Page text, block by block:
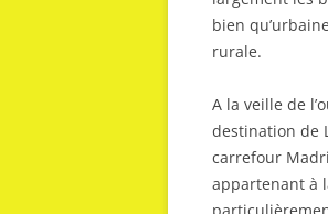
bien
rurale.
A la veille de
destination de
carrefour
appartenant à